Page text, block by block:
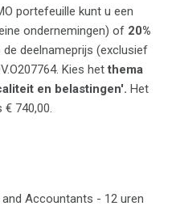
portefeuille kunt u een
ondernemingen) of 20%
deelnameprijs (exclusief
Kies hetthema
en belastingen'. Het
740,00.
Accountants - 12 uren